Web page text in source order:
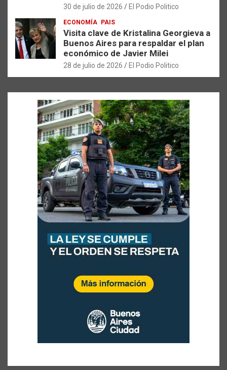
30 de julio de 2026 El Podio Politico
ECONOMÍA PAIS
Visita clave de Kristalina Georgieva a
Buenos Aires para respaldar el plan
económico de Javier Milei
28 de julio de 2026 El Podio Politico